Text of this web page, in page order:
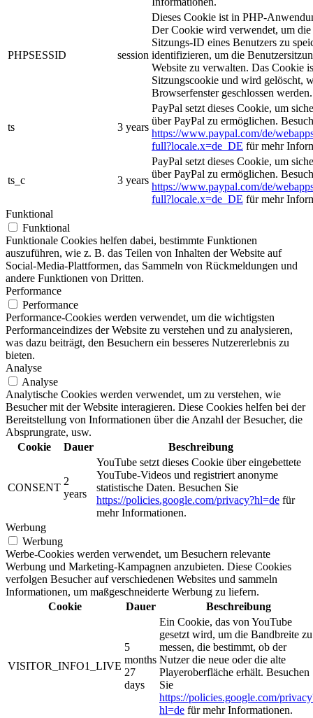
PHPSESSID session
Dieses Cookie ist in PHP-
Der Cookie wird verwendet, um die
Sitzungs-ID eines Benutzers zu
identifizieren, um die
Website zu verwalten. Das Cookie
Sitzungscookie und wird gelöscht,
Browserfenster geschlossen werden.
ts 3 years
PayPal setzt dieses Cookie, um
über PayPal zu ermöglichen.
https://www.paypal.com/de/
full?locale.x=de_DE für mehr
ts_c 3 years
PayPal setzt dieses Cookie, um
über PayPal zu ermöglichen.
https://www.paypal.com/de/
full?locale.x=de_DE für mehr
Funktional
Funktional
Funktionale Cookies helfen dabei, bestimmte Funktionen
auszuführen, wie z. B. das Teilen von Inhalten der Website auf
Social-Media-Plattformen, das Sammeln von Rückmeldungen und
andere Funktionen von Dritten.
Performance
Performance
Performance-Cookies werden verwendet, um die wichtigsten
Performanceindizes der Website zu verstehen und zu analysieren,
was dazu beiträgt, den Besuchern ein besseres Nutzererlebnis zu
bieten.
Analyse
Analyse
Analytische Cookies werden verwendet, um zu verstehen, wie
Besucher mit der Website interagieren. Diese Cookies helfen bei der
Bereitstellung von Informationen über die Anzahl der Besucher, die
Absprungrate, usw.
Cookie
Dauer Beschreibung
CONSENT
2
years
YouTube setzt dieses Cookie über eingebettete
YouTube-Videos und registriert anonyme
statistische Daten. Besuchen Sie
https://policies.google.com/privacy?hl=de für
mehr Informationen.
Werbung
Werbung
Werbe-Cookies werden verwendet, um Besuchern relevante
Werbung und Marketing-Kampagnen anzubieten. Diese Cookies
verfolgen Besucher auf verschiedenen Websites und sammeln
Informationen, um maßgeschneiderte Werbung zu liefern.
Cookie
Dauer Beschreibung
VISITOR_INFO1_LIVE
5
months
27
days
Ein Cookie, das von YouTube
gesetzt wird, um die Bandbreite zu
messen, die bestimmt, ob der
Nutzer die neue oder die alte
Playeroberfläche erhält. Besuchen
Sie
https://policies.google.com/
hl=de für mehr Informationen.